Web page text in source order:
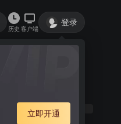
历史 客户端
登录
立即开通